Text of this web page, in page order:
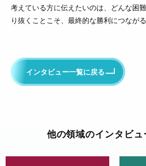
考えている方に伝えたいのは、どんな困
り抜くことこそ、最終的な勝利につなが
インタビュー一覧に戻る
他の領域のインタビュ